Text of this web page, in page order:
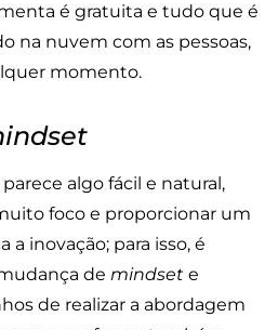
é gratuita e tudo que é
na nuvem com as pessoas,
momento.
algo fácil e natural,
foco e proporcionar um
inovação; para isso, é
de mindset e
de realizar a abordagem